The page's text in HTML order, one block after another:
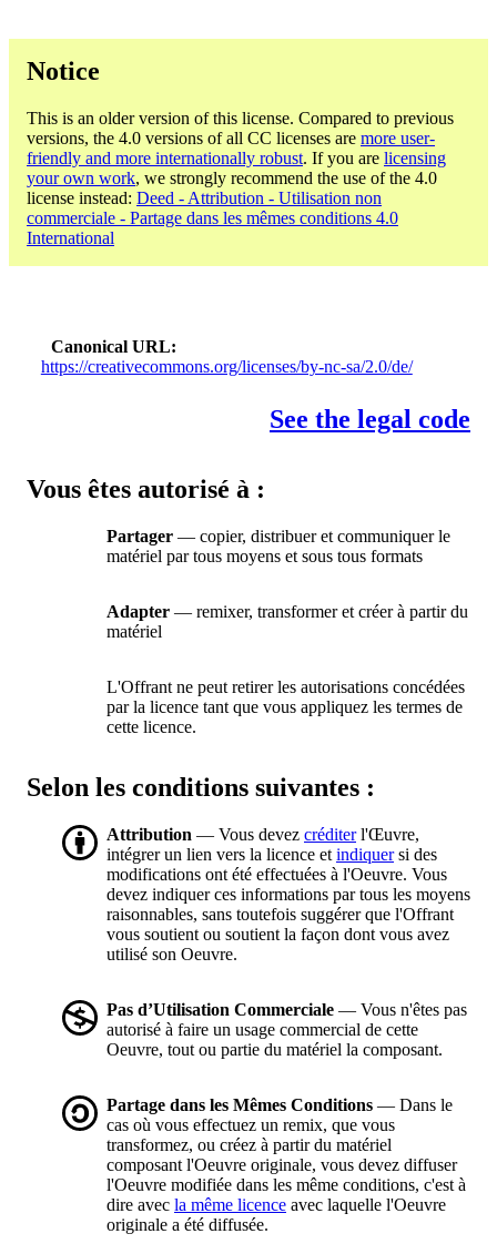
Notice
This is an older version of this license. Compared to previous
versions, the 4.0 versions of all CC licenses are more user-
friendly and more internationally robust. If you are licensing
your own work, we strongly recommend the use of the 4.0
license instead: Deed - Attribution - Utilisation non
commerciale - Partage dans les mêmes conditions 4.0
International
Canonical URL
https://creativecommons.org/licenses/by-nc-sa/2.0/de/
See the legal code
Vous êtes autorisé à :
Partager — copier, distribuer et communiquer le
matériel par tous moyens et sous tous formats
Adapter — remixer, transformer et créer à partir du
matériel
L'Offrant ne peut retirer les autorisations concédées
par la licence tant que vous appliquez les termes de
cette licence.
Selon les conditions suivantes :
Attribution — Vous devez créditerl'Œuvre,
intégrer un lien vers la licence et indiquersi des
modifications ont été effectuées à l'Oeuvre. Vous
devez indiquer ces informations par tous les moyens
raisonnables, sans toutefois suggérer que l'Offrant
vous soutient ou soutient la façon dont vous avez
utilisé son Oeuvre.
Pas d’Utilisation Commerciale — Vous n'êtes pas
autorisé à faire un usage commercial de cette
Oeuvre, tout ou partie du matériel la composant.
Partage dans les Mêmes Conditions — Dans le
cas où vous effectuez un remix, que vous
transformez, ou créez à partir du matériel
composant l'Oeuvre originale, vous devez diffuser
l'Oeuvre modifiée dans les même conditions, c'est à
dire avec la même licence avec laquelle l'Oeuvre
originale a été diffusée.